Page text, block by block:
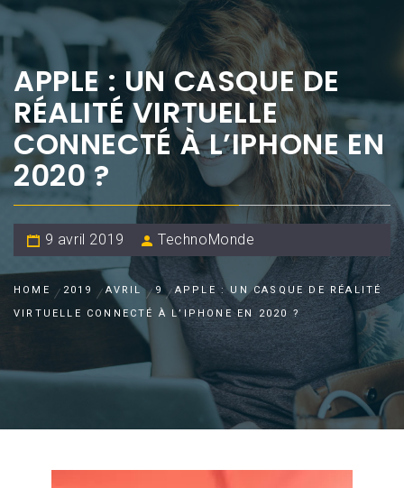
APPLE : UN CASQUE DE
RÉALITÉ VIRTUELLE
CONNECTÉ À L’IPHONE EN
2020 ?
9 avril 2019 TechnoMonde
HOME 2019 AVRIL 9
APPLE : UN CASQUE DE RÉALITÉ
VIRTUELLE CONNECTÉ À L’IPHONE EN 2020 ?